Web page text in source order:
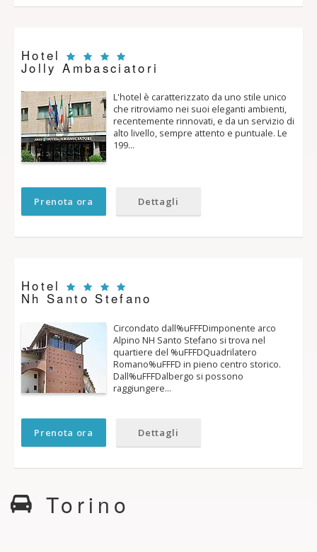
Hotel
Jolly Ambasciatori
L'hotel è caratterizzato da uno stile unico
che ritroviamo nei suoi eleganti ambienti,
recentemente rinnovati, e da un servizio di
alto livello, sempre attento e puntuale. Le
199…
Prenota ora Dettagli
Hotel
Nh Santo Stefano
Circondato dall%uFFFDimponente arco
Alpino NH Santo Stefano si trova nel
quartiere del %uFFFDQuadrilatero
Romano%uFFFD in pieno centro storico.
Dall%uFFFDalbergo si possono
raggiungere…
Prenota ora Dettagli
Torino